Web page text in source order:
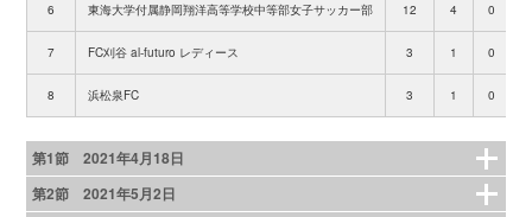
6 東海大学付属静岡翔洋高等学校中等部女子サッカー部 12 4 0
7 FC刈谷 al-futuro レディース 3 1 0
8 浜松泉FC 3 1 0
第1節 2021年4月18日
第2節 2021年5月2日